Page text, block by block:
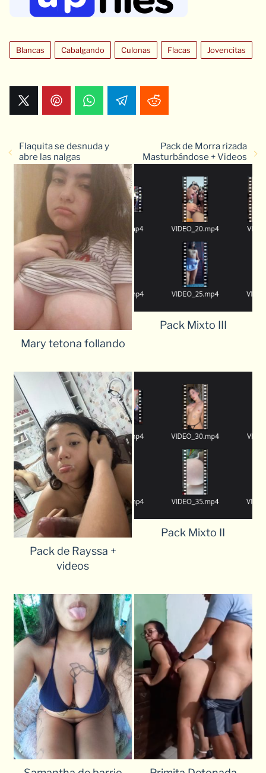
Blancas Cabalgando Culonas Flacas Jovencitas
Flaquita se desnuda y
abre las nalgas
Pack de Morra rizada
Masturbándose + Videos
Mary tetona follando
Pack Mixto III
Pack de Rayssa +
videos
Pack Mixto II